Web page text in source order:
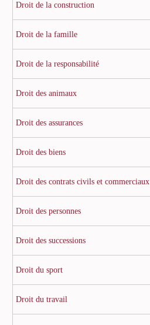
Droit de la construction
Droit de la famille
Droit de la responsabilité
Droit des animaux
Droit des assurances
Droit des biens
Droit des contrats civils et commerciaux
Droit des personnes
Droit des successions
Droit du sport
Droit du travail